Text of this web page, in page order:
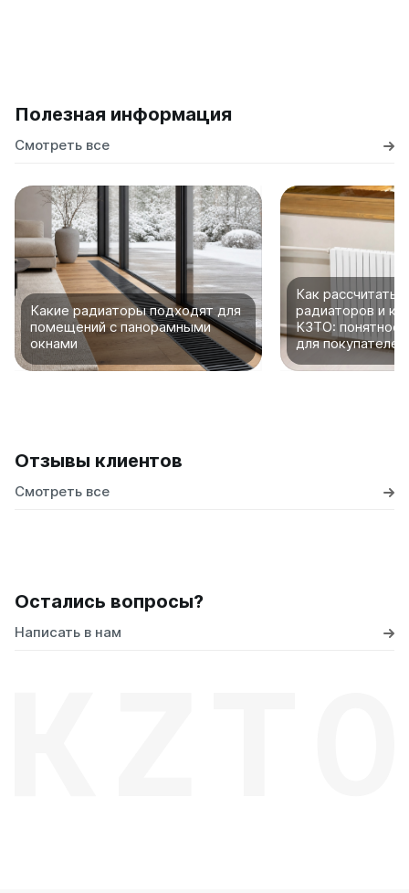
Полезная информация
Смотреть все
Какие радиаторы подходят для
помещений с панорамными
окнами
Как рассчитать
радиаторов и
КЗТО: понятное
для покупателей
Отзывы клиентов
Смотреть все
Остались вопросы?
Написать в нам